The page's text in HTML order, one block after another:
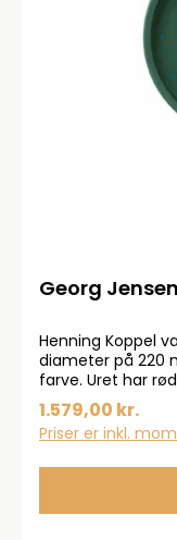
Georg
Henning Koppel
diameter på 220
farve. Uret har
hvor denne er
1.579,00 kr.
Priser er inkl.